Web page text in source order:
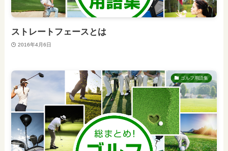
ストレートフェースとは
2016年4月6日
ゴルフ用語集